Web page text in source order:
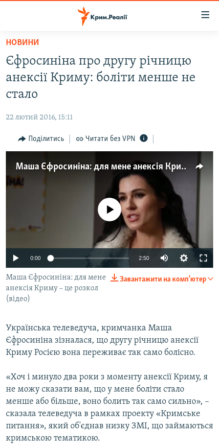
Перейти
основного
матеріалу
до
основної
Перейти
до
пошуку
НОВИНИ
ВОДА.КРИМ
ВІДЕО ТА ФОТО
БЛОГИ
ПОГЛЯД
ВСЕ ЗА ДЕНЬ
СПЕЦПРОЕКТИ
ДЕПОРТАЦІЯ
ВІДЕОУРОКИ «ELIFBE»
УКРАЇНСЬКА ПРОБЛЕМА КРИМУ
ІНФОГРАФІКА
ЯК ОБІЙТИ БЛОКУВАННЯ
Qırımtatar
ДОЛУЧАЙСЯ!
Усі сайти RFE/RL
НОВИНИ
Єфросиніна про другу річницю
анексії Криму: боліти менше не
стало
22 лютий 2016, 15:11
Поділитись Читати без VPN
Маша Єфросиніна: для мене анексія Криму – це розкол (відео)
No media source currently available
0:00 2:50
Завантажити на комп'ютер
Маша Єфросиніна: для мене
анексія Криму – це розкол
(відео)
Українська телеведуча, кримчанка Маша
Єфросиніна зізналася, що другу річницю анексії
Криму Росією вона переживає так само болісно.
«Хоч і минуло два роки з моменту анексії Криму, я
не можу сказати вам, що у мене боліти стало
менше або більше, воно болить так само сильно», –
сказала телеведуча в рамках проекту «Кримське
питання», який об'єднав низку ЗМІ, що займаються
кримською тематикою.